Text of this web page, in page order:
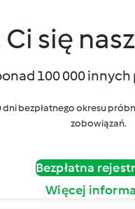
się
100 000
dni bezpłatnego okresu
zobowiązań.
Bezpłatna
Więcej